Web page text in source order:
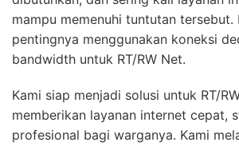
mampu memenuhi tuntutan tersebut.
pentingnya menggunakan koneksi
bandwidth untuk RT/RW Net.
Kami siap menjadi solusi untuk RT/
memberikan layanan internet cepat,
profesional bagi warganya. Kami